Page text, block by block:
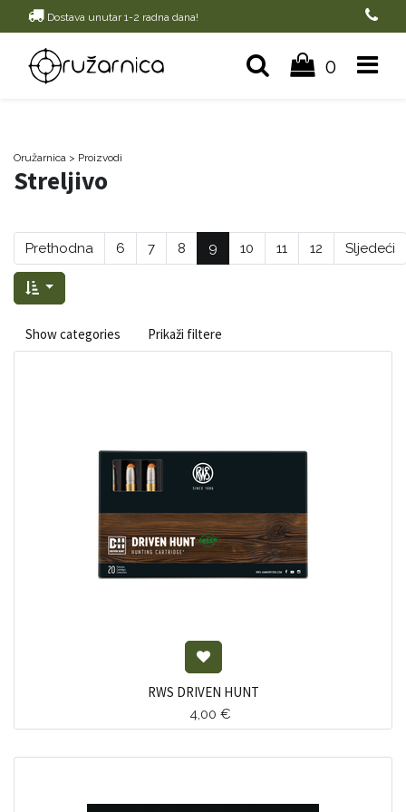
Dostava unutar 1-2 radna dana!
0
Oružarnica > Proizvodi
Streljivo
Prethodna 6 7 8 9 10 11 12 Sljedeći
Show categories Prikaži filtere
RWS DRIVEN HUNT
4,00 €